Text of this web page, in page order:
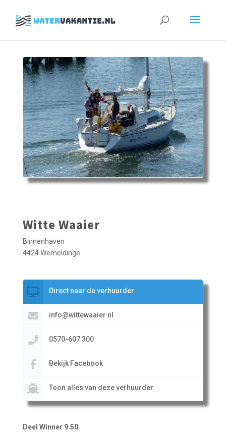
Zoeken
Witte Waaier
Binnenhaven
4424 Wemeldinge
Direct naar de verhuurder
info@wittewaaier.nl
0570-607 300
Bekijk Facebook
Toon alles van deze verhuurder
Deel Winner 9.50